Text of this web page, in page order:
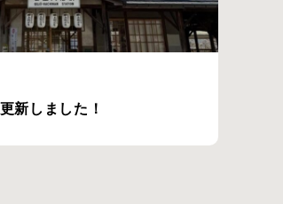
新しました！